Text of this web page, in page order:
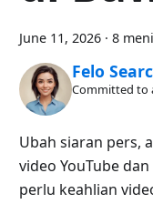
June 11, 2026 · 8
Felo
Committed to
Ubah siaran pers,
video YouTube
perlu keahlian